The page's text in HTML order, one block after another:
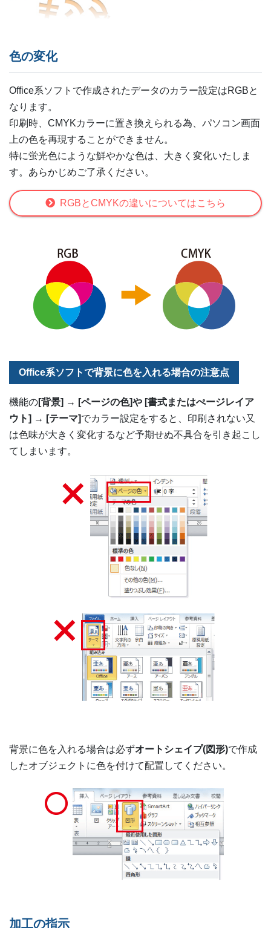
色の変化
Office系ソフトで作成されたデータのカラー設定はRGBと
なります。
印刷時、CMYKカラーに置き換えられる為、パソコン画面
上の色を再現することができません。
特に蛍光色にような鮮やかな色は、大きく変化いたしま
す。あらかじめご了承ください。
RGBとCMYKの違いについてはこちら
Office系ソフトで背景に色を入れる場合の注意点
機能の[背景] → [ページの色]や [書式またはぺージレイア
ウト] → [テーマ]でカラー設定をすると、印刷されない又
は色味が大きく変化するなど予期せぬ不具合を引き起こし
てしまいます。
背景に色を入れる場合は必ずオートシェイプ(図形)で作成
したオブジェクトに色を付けて配置してください。
加工の指示